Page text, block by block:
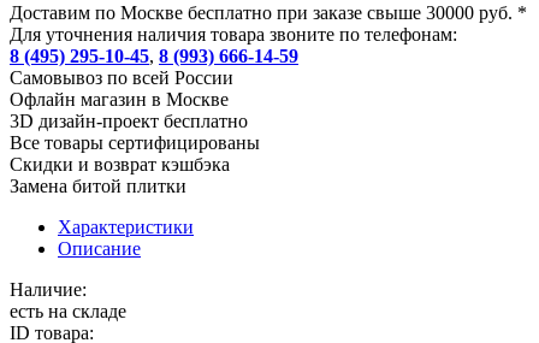
Доставим по Москве бесплатно при заказе свыше 30000 руб. *
Для уточнения наличия товара звоните по телефонам:
8 (495) 295-10-45, 8 (993) 666-14-59
Cамовывоз по всей России
Офлайн магазин в Москве
3D дизайн-проект бесплатно
Все товары сертифицированы
Скидки и возврат кэшбэка
Замена битой плитки
Характеристики
Описание
Наличие:
есть на складе
ID товара: